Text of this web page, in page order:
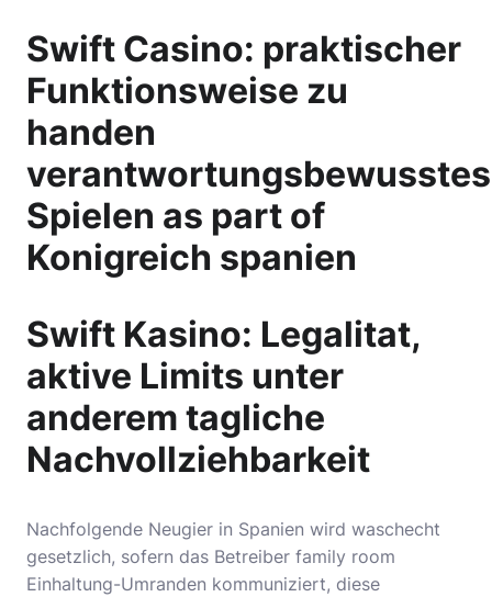
Swift Casino: praktischer
Funktionsweise zu
handen
verantwortungsbewusstes
Spielen as part of
Konigreich spanien
Swift Kasino: Legalitat,
aktive Limits unter
anderem tagliche
Nachvollziehbarkeit
Nachfolgende Neugier in Spanien wird waschecht
gesetzlich, sofern das Betreiber family room
Einhaltung-Umranden kommuniziert, diese